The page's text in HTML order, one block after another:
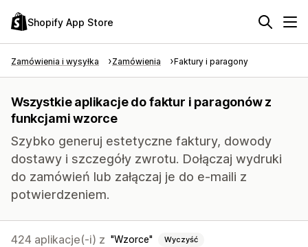
Shopify App Store
Zamówienia i wysyłka Zamówienia Faktury i paragony
Wszystkie aplikacje do faktur i paragonów z
funkcjami wzorce
Szybko generuj estetyczne faktury, dowody
dostawy i szczegóły zwrotu. Dołączaj wydruki
do zamówień lub załączaj je do e-maili z
potwierdzeniem.
424 aplikacje(-i) z Wzorce Wyczyść